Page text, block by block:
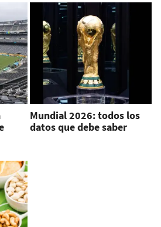
Mundial 2026: todos los
datos que debe saber